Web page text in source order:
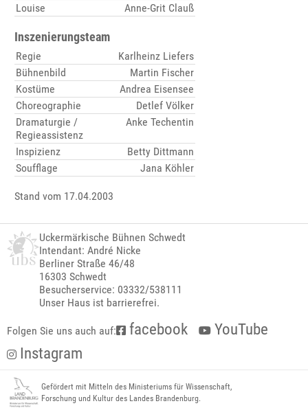
Louise
Anne-Grit Clauß
Inszenierungsteam
Regie
Karlheinz Liefers
Bühnenbild
Martin Fischer
Kostüme
Andrea Eisensee
Choreographie
Detlef Völker
Dramaturgie /
Regieassistenz
Anke Techentin
Inspizienz
Betty Dittmann
Soufflage
Jana Köhler
Stand vom 17.04.2003
Uckermärkische Bühnen Schwedt
Intendant: André Nicke
Berliner Straße 46/48
16303 Schwedt
Besucherservice: 03332/538111
Unser Haus ist barrierefrei.
Folgen Sie uns auch auf: facebook
YouTube
Instagram
Gefördert mit Mitteln des Ministeriums für Wissenschaft,
Forschung und Kultur des Landes Brandenburg.